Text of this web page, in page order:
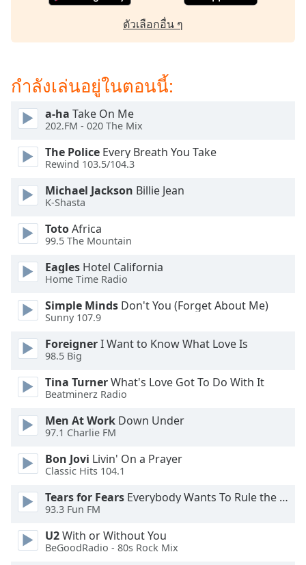
Escape
and
window.
Background
Color
Opacity
Area
Background
Font
ตัวเลือกอื่น ๆ
กำลังเล่นอยู่ในตอนนี้:
a-ha Take On Me
202.FM - 020 The Mix
The Police Every Breath You Take
Rewind 103.5/104.3
Michael Jackson Billie Jean
K-Shasta
TotoAfrica
99.5 The Mountain
Eagles Hotel California
Home Time Radio
Simple Minds Don't You (Forget About Me)
Sunny 107.9
ForeignerI Want to Know What Love Is
98.5 Big
Tina TurnerWhat's Love Got To Do With It
Beatminerz Radio
Men At Work Down Under
97.1 Charlie FM
Bon Jovi Livin' On a Prayer
Classic Hits 104.1
Tears for Fears Everybody Wants To Rule the World
93.3 Fun FM
U2With or Without You
BeGoodRadio - 80s Rock Mix